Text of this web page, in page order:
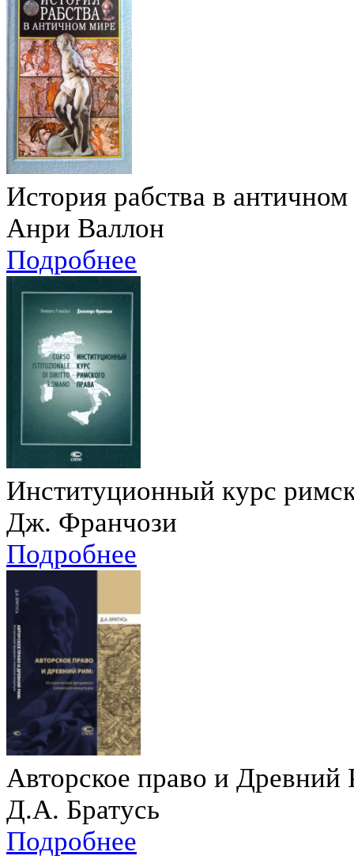
История рабства в
Анри Валлон
Подробнее
Институционный курс
Дж. Франчози
Подробнее
Авторское право и Древний
Д.А. Братусь
Подробнее